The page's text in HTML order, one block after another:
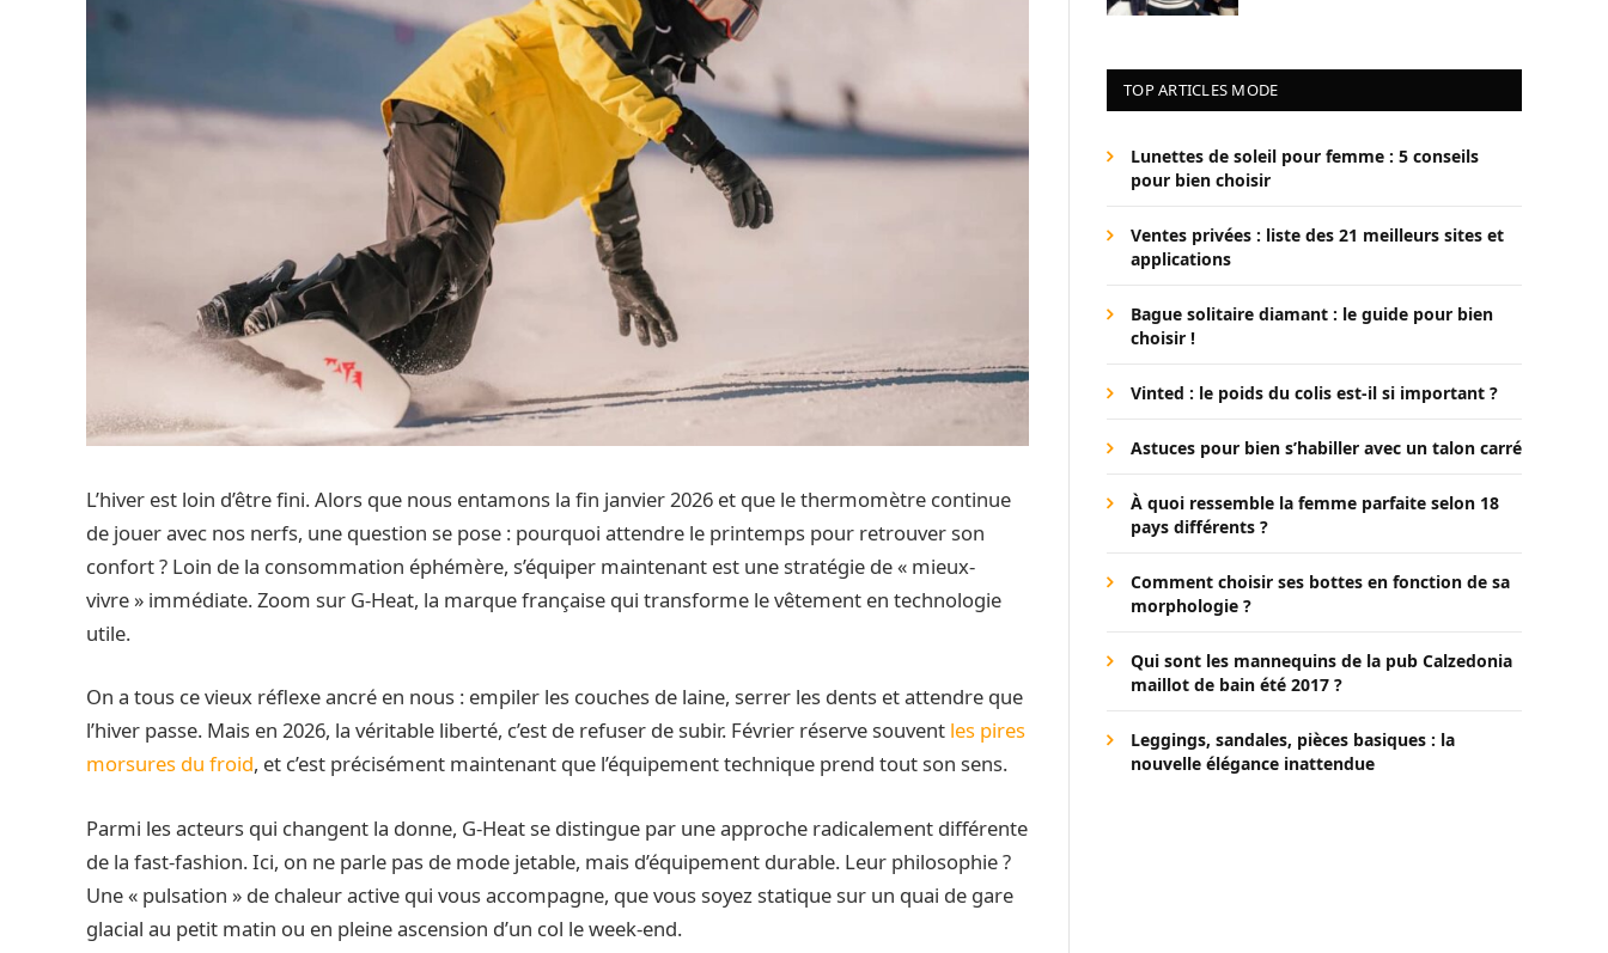
L’hiver est loin d’être fini. Alors que nous entamons la fin janvier 2026 et que le thermomètre continue
de jouer avec nos nerfs, une question se pose : pourquoi attendre le printemps pour retrouver son
confort ? Loin de la consommation éphémère, s’équiper maintenant est une stratégie de « mieux-
vivre » immédiate. Zoom sur G-Heat, la marque française qui transforme le vêtement en technologie
utile.
On a tous ce vieux réflexe ancré en nous : empiler les couches de laine, serrer les dents et attendre que
l’hiver passe. Mais en 2026, la véritable liberté, c’est de refuser de subir. Février réserve souvent les pires
morsures du froid, et c’est précisément maintenant que l’équipement technique prend tout son sens.
Parmi les acteurs qui changent la donne, G-Heat se distingue par une approche radicalement différente
de la fast-fashion. Ici, on ne parle pas de mode jetable, mais d’équipement durable. Leur philosophie ?
Une « pulsation » de chaleur active qui vous accompagne, que vous soyez statique sur un quai de gare
glacial au petit matin ou en pleine ascension d’un col le week-end.
TOP ARTICLES MODE
Lunettes de soleil pour femme : 5 conseils
pour bien choisir
Ventes privées : liste des 21 meilleurs sites et
applications
Bague solitaire diamant : le guide pour bien
choisir !
Vinted : le poids du colis est-il si important ?
Astuces pour bien s’habiller avec un talon carré
À quoi ressemble la femme parfaite selon 18
pays différents ?
Comment choisir ses bottes en fonction de sa
morphologie ?
Qui sont les mannequins de la pub Calzedonia
maillot de bain été 2017 ?
Leggings, sandales, pièces basiques : la
nouvelle élégance inattendue